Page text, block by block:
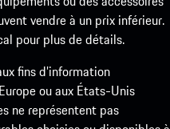
vendre à un prix inférieur.
pour plus de détails.
fins d’information
ou aux États-Unis
ne représentent pas